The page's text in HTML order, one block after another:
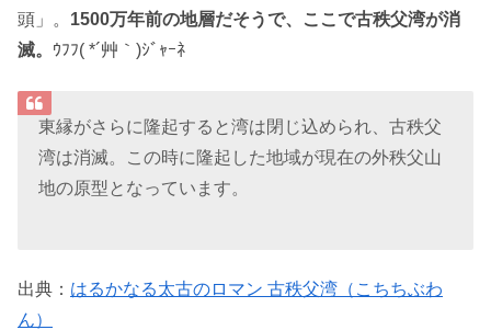
頭」。 1500万年前の地層だそうで、ここで古秩父湾が消
滅。 ｳﾌﾌ( *´艸｀)ｼﾞｬｰﾈ
東縁がさらに隆起すると湾は閉じ込められ、古秩父
湾は消滅。この時に隆起した地域が現在の外秩父山
地の原型となっています。
出典： はるかなる太古のロマン 古秩父湾（こちちぶわ
ん）